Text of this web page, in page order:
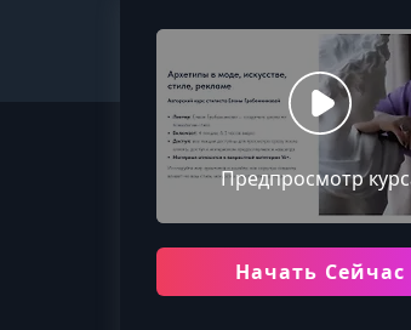
Предпросмотр
Начать Сейчас